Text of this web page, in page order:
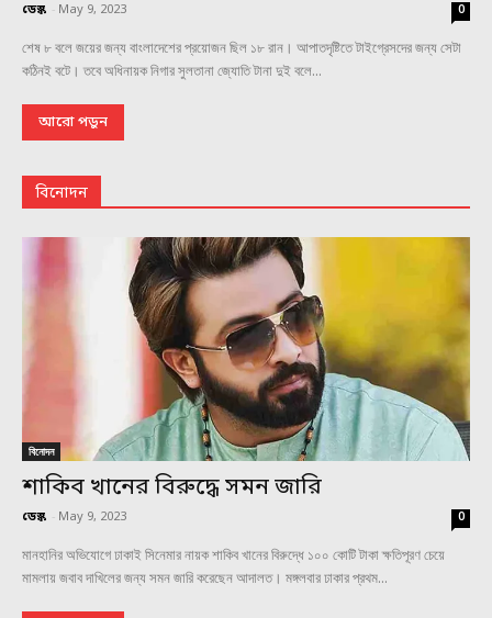
ডেস্ক - May 9, 2023 0
শেষ ৮ বলে জয়ের জন্য বাংলাদেশের প্রয়োজন ছিল ১৮ রান। আপাতদৃষ্টিতে টাইগ্রেসদের জন্য সেটা
কঠিনই বটে। তবে অধিনায়ক নিগার সুলতানা জ্যোতি টানা দুই বলে...
আরো পড়ুন
বিনোদন
বিনোদন
শাকিব খানের বিরুদ্ধে সমন জারি
ডেস্ক - May 9, 2023 0
মানহানির অভিযোগে ঢাকাই সিনেমার নায়ক শাকিব খানের বিরুদ্ধে ১০০ কোটি টাকা ক্ষতিপূরণ চেয়ে
মামলায় জবাব দাখিলের জন্য সমন জারি করেছেন আদালত। মঙ্গলবার ঢাকার প্রথম...